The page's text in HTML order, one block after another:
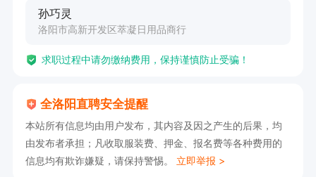
孙巧灵
洛阳市高新开发区萃凝日用品商行
求职过程中请勿缴纳费用，保持谨慎防止受骗！
全洛阳直聘安全提醒
本站所有信息均由用户发布，其内容及因之产生的后果，均
由发布者承担；凡收取服装费、押金、报名费等各种费用的
信息均有欺诈嫌疑，请保持警惕。 立即举报 >